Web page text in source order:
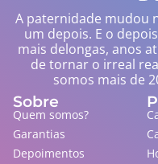
A paternidade mudou
um depois. E o
mais delongas, anos
de tornar o irreal
somos mais de
Sobre
Quem somos?
Garantias
Depoimentos